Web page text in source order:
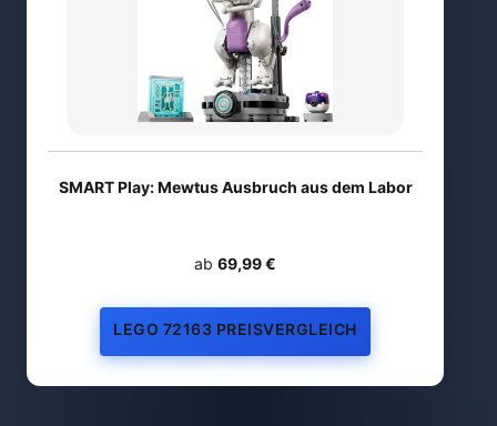
SMART Play: Mewtus Ausbruch aus dem Labor
ab 69,99 €
LEGO 72163 PREISVERGLEICH